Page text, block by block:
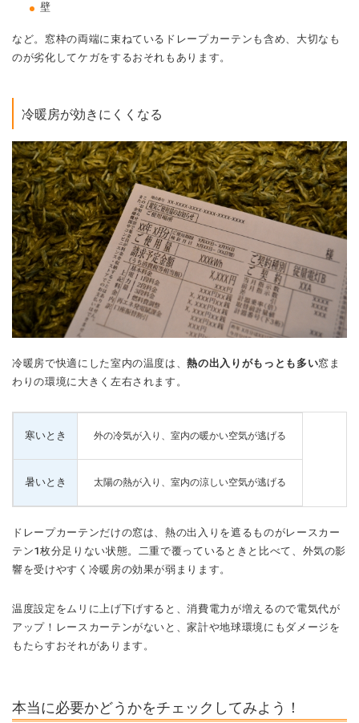
壁
など。窓枠の両端に束ねているドレープカーテンも含め、大切なも
のが劣化してケガをするおそれもあります。
冷暖房が効きにくくなる
冷暖房で快適にした室内の温度は、熱の出入りがもっとも多い窓ま
わりの環境に大きく左右されます。
寒いとき 外の冷気が入り、室内の暖かい空気が逃げる
暑いとき 太陽の熱が入り、室内の涼しい空気が逃げる
ドレープカーテンだけの窓は、熱の出入りを遮るものがレースカー
テン1枚分足りない状態。二重で覆っているときと比べて、外気の影
響を受けやすく冷暖房の効果が弱まります。
温度設定をムリに上げ下げすると、消費電力が増えるので電気代が
アップ！レースカーテンがないと、家計や地球環境にもダメージを
もたらすおそれがあります。
本当に必要かどうかをチェックしてみよう！